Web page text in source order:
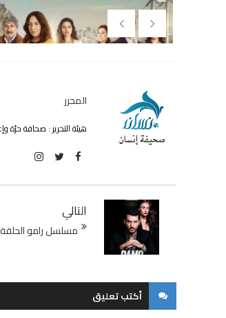
المحرر
هيئة التحرير : صحافة
التالي
مسلسل رامو الحلقة 11 مترجمة للعربية
أكتب تعليق